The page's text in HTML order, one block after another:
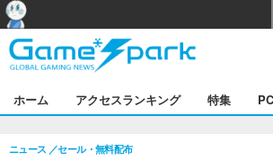
ホーム アクセスランキング 特集
ニュース セール・無料配布